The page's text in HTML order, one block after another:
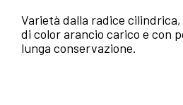
Varietà dalla radice cilindrica,
di color arancio carico e con
lunga conservazione.